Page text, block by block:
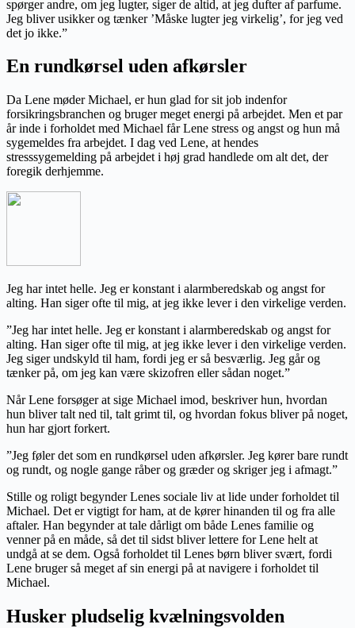
spørger andre, om jeg lugter, siger de altid, at jeg dufter af parfume.
Jeg bliver usikker og tænker ’Måske lugter jeg virkelig’, for jeg ved
det jo ikke.”
En rundkørsel uden afkørsler
Da Lene møder Michael, er hun glad for sit job indenfor
forsikringsbranchen og bruger meget energi på arbejdet. Men et par
år inde i forholdet med Michael får Lene stress og angst og hun må
sygemeldes fra arbejdet. I dag ved Lene, at hendes
stresssygemelding på arbejdet i høj grad handlede om alt det, der
foregik derhjemme.
Jeg har intet helle. Jeg er konstant i alarmberedskab og angst for
alting. Han siger ofte til mig, at jeg ikke lever i den virkelige verden.
”Jeg har intet helle. Jeg er konstant i alarmberedskab og angst for
alting. Han siger ofte til mig, at jeg ikke lever i den virkelige verden.
Jeg siger undskyld til ham, fordi jeg er så besværlig. Jeg går og
tænker på, om jeg kan være skizofren eller sådan noget.”
Når Lene forsøger at sige Michael imod, beskriver hun, hvordan
hun bliver talt ned til, talt grimt til, og hvordan fokus bliver på noget,
hun har gjort forkert.
”Jeg føler det som en rundkørsel uden afkørsler. Jeg kører bare rundt
og rundt, og nogle gange råber og græder og skriger jeg i afmagt.”
Stille og roligt begynder Lenes sociale liv at lide under forholdet til
Michael. Det er vigtigt for ham, at de kører hinanden til og fra alle
aftaler. Han begynder at tale dårligt om både Lenes familie og
venner på en måde, så det til sidst bliver lettere for Lene helt at
undgå at se dem. Også forholdet til Lenes børn bliver svært, fordi
Lene bruger så meget af sin energi på at navigere i forholdet til
Michael.
Husker pludselig kvælningsvolden